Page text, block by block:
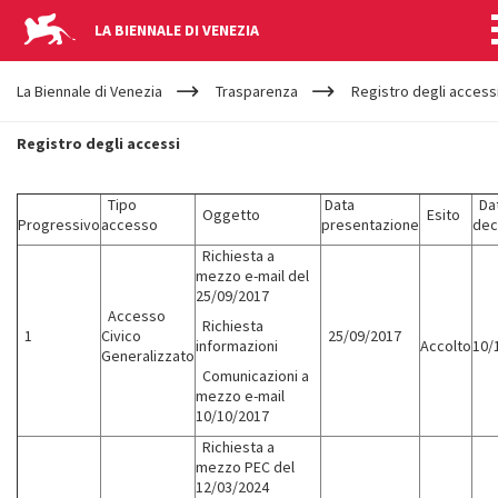
LA BIENNALE DI VENEZIA
YOUR
ARE
La Biennale di Venezia Trasparenza Registro degli
REGISTRO
DEGLI
ACCESSI
Registro degli accessi
Progressivo
Tipo
accesso
Oggetto
Data
presentazione Esito
1
Accesso
Civico
Generalizzato
Richiesta a
mezzo e-mail del
25/09/2017
Richiesta
informazioni
Comunicazioni a
mezzo e-mail
10/10/2017
25/09/2017 Accolto10/
Richiesta a
mezzo PEC del
12/03/2024